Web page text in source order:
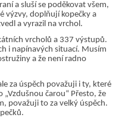
a sluší se poděkovat všem,
výzvy, doplňují kopečky a
a vyrazil na vrchol.
vrcholů a 337 výstupů.
i napínavých situací. Musím
a že není radno
za úspěch považuji i ty, které
čarou“ Přesto, že
považuji to za velký úspěch.